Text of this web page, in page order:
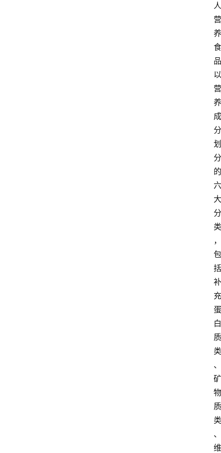
人
营
养
食
品
以
营
养
成
分
划
分
的
六
大
分
类
，
包
括
补
充
蛋
白
质
类
、
矿
物
质
类
、
维